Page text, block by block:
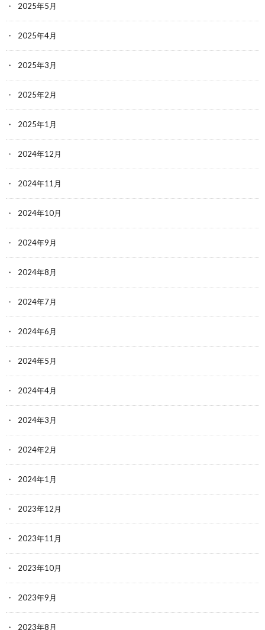
2025年5月
2025年4月
2025年3月
2025年2月
2025年1月
2024年12月
2024年11月
2024年10月
2024年9月
2024年8月
2024年7月
2024年6月
2024年5月
2024年4月
2024年3月
2024年2月
2024年1月
2023年12月
2023年11月
2023年10月
2023年9月
2023年8月